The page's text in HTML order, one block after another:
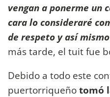
vengan a ponerme un
cara lo consideraré
de respeto y así
más tarde, el tuit fue
Debido a todo este
puertorriqueñotomó